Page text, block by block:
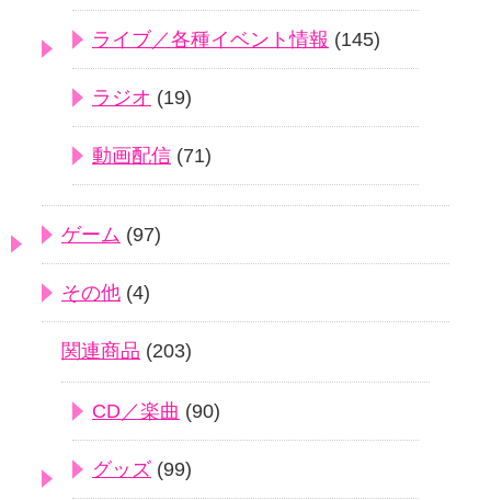
ライブ／各種イベント情報 (145)
ラジオ (19)
動画配信 (71)
ゲーム (97)
その他 (4)
関連商品 (203)
CD／楽曲 (90)
グッズ (99)